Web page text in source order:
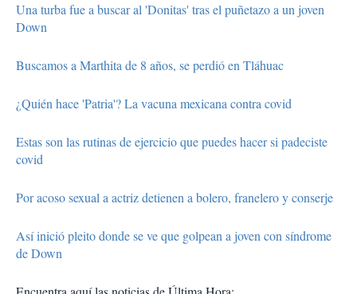
Una turba fue a buscar al 'Donitas' tras el puñetazo a un joven
Down
Buscamos a Marthita de 8 años, se perdió en Tláhuac
¿Quién hace 'Patria'? La vacuna mexicana contra covid
Estas son las rutinas de ejercicio que puedes hacer si padeciste
covid
Por acoso sexual a actriz detienen a bolero, franelero y conserje
Así inició pleito donde se ve que golpean a joven con síndrome
de Down